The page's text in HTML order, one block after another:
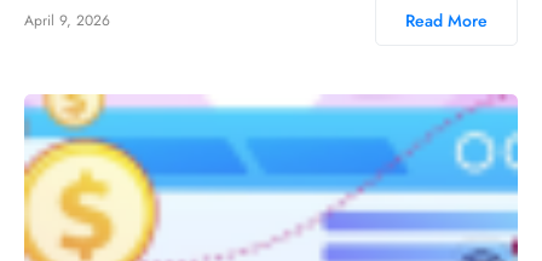
April 9, 2026 Read More